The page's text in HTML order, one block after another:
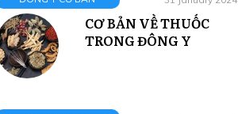
CƠ BẢN VỀ THUỐC
TRONG ĐÔNG Y